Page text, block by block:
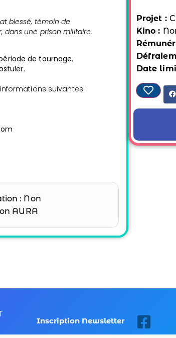
blessé, témoin de
dans une prison militaire.
de tournage.
suivantes :
: Non
AURA
Projet :
Kino :
Date
Inscription Newsletter